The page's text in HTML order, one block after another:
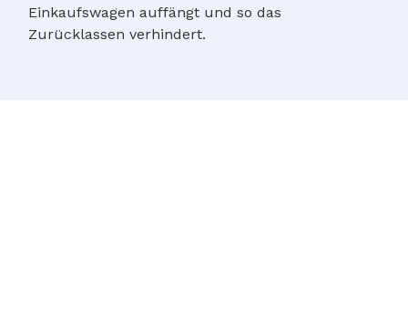
Einkaufswagen auffängt und so das
Zurücklassen verhindert.